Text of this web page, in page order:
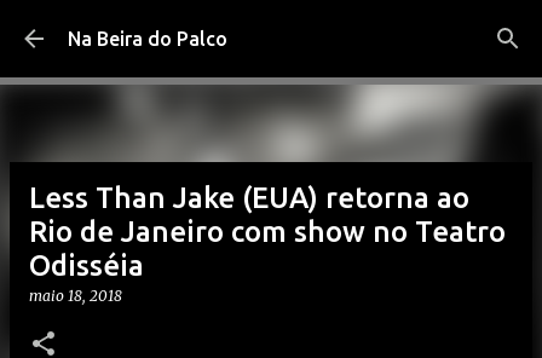
Pular para o conteúdo principal
Na Beira do Palco
Less Than Jake (EUA) retorna ao
Rio de Janeiro com show no Teatro
Odisséia
maio 18, 2018